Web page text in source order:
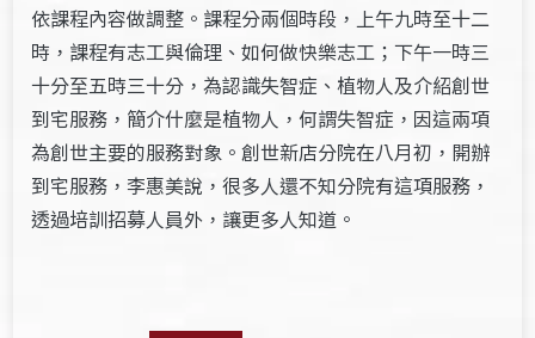
依課程內容做調整。課程分兩個時段，上午九時至十二
時，課程有志工與倫理、如何做快樂志工；下午一時三
十分至五時三十分，為認識失智症、植物人及介紹創世
到宅服務，簡介什麼是植物人，何謂失智症，因這兩項
為創世主要的服務對象。創世新店分院在八月初，開辦
到宅服務，李惠美說，很多人還不知分院有這項服務，
透過培訓招募人員外，讓更多人知道。